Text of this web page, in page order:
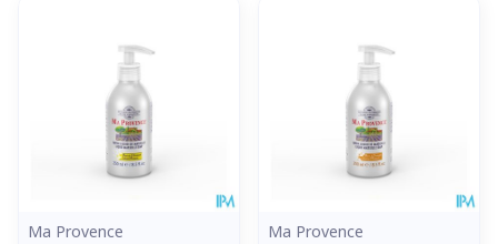
Ma Provence
Ma Provence